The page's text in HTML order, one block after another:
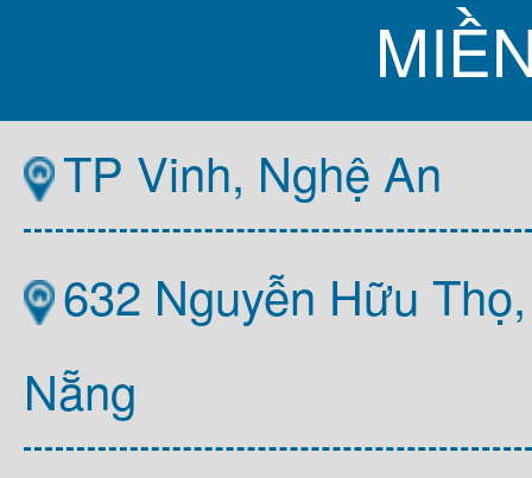
TP Vinh, Nghệ An
632 Nguyễn Hữu
Nẵng